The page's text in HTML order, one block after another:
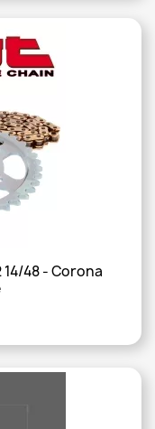
14/48 - Corona